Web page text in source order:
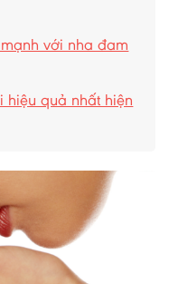
với nha đam
hiệu quả nhất hiện